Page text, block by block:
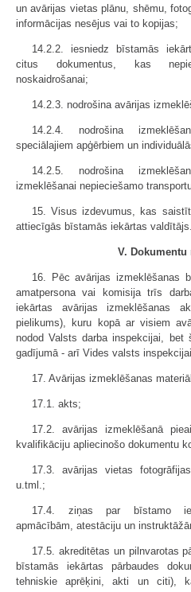
un avārijas vietas plānu, shēmu,
informācijas nesējus vai to kopijas;
14.2.2. iesniedz bīstamās
citus dokumentus, kas
noskaidrošanai;
14.2.3. nodrošina avārijas
14.2.4. nodrošina
speciālajiem apģērbiem un
14.2.5. nodrošina
izmeklēšanai nepieciešamo
15. Visus izdevumus, kas
attiecīgās bīstamās iekārtas valdītājs.
V. Dokumentu
16. Pēc avārijas izmeklēšanas
amatpersona vai komisija trīs
iekārtas avārijas izmeklēšanas
pielikums), kuru kopā ar visiem
nodod Valsts darba inspekcijai, bet
gadījumā - arī Vides valsts
17. Avārijas izmeklēšanas
17.1. akts;
17.2. avārijas izmeklēšanā
kvalifikāciju apliecinošo dokumentu
17.3. avārijas vietas
u.tml.;
17.4. ziņas par bīstamo
apmācībām, atestāciju un
17.5. akreditētas un pilnvarotas
bīstamās iekārtas pārbaudes
tehniskie aprēķini, akti un citi),